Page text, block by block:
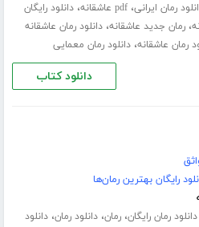
رمان ایرانی،pdf عاشقانه ،دانلود رایگان
،رمان جدید عاشقانه،دانلود رمان عاشقانه
رمان عاشقانه،دانلود رمان معمایی
دانلود کتاب
رایگان بهترین رمان‌ها
دانلود رمان رایگان،رمان،دانلود رمان،دانلود